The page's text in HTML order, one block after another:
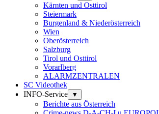
Kärnten und Osttirol
Steiermark
Burgenland & Niederösterreich
Wien
Oberösterreich
Salzburg
Tirol und Osttirol
Vorarlberg
ALARMZENTRALEN
SC Videothek
INFO-Service
▼
Berichte aus Österreich